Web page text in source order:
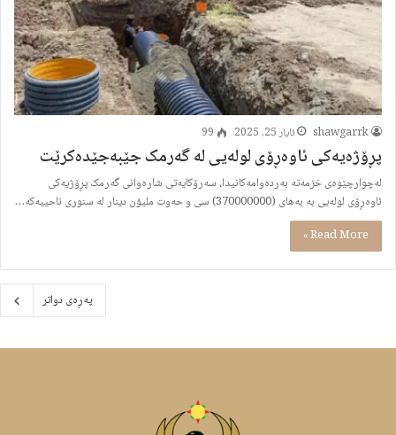
shawgarrk ئایار 25, 2025 99
پڕۆژەیەکى ئاوەڕۆى لولەیی لە گەرمک جێبەجێدەکرێت
لەچوارچێوەى خزمەتە بەردەوامەکانیدا، سەرۆکایەتى شارەوانى گەرمک پڕۆژیەکى
ئاوەڕۆى لولەیی بە بەهاى (370000000) سى و حەوت ملیۆن دینار لە سنورى ناحییەکە…
Read More »
پەڕەى دواتر